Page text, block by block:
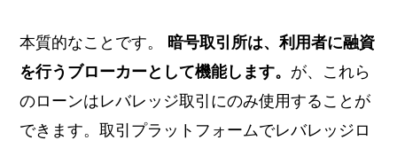
本質的なことです。
暗号取引所は、利用者に融資
を行うブローカーとして機能します。 が、これら
のローンはレバレッジ取引にのみ使用することが
できます。取引プラットフォームでレバレッジロ